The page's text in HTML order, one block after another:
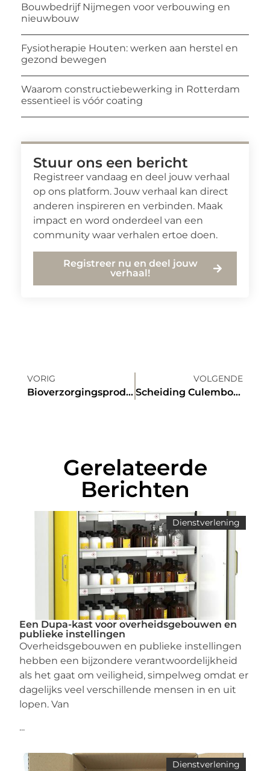
Bouwbedrijf Nijmegen voor verbouwing en
nieuwbouw
Fysiotherapie Houten: werken aan herstel en
gezond bewegen
Waarom constructiebewerking in Rotterdam
essentieel is vóór coating
Stuur ons een bericht
Registreer vandaag en deel jouw verhaal
op ons platform. Jouw verhaal kan direct
anderen inspireren en verbinden. Maak
impact en word onderdeel van een
community waar verhalen ertoe doen.
Registreer nu en deel jouw
verhaal!
VORIG
Bioverzorgingsproducten.nl
VOLGENDE
Scheiding Culemborg
Gerelateerde
Berichten
Dienstverlening
Een Dupa-kast voor overheidsgebouwen en
publieke instellingen
Overheidsgebouwen en publieke instellingen
hebben een bijzondere verantwoordelijkheid
als het gaat om veiligheid, simpelweg omdat er
dagelijks veel verschillende mensen in en uit
lopen. Van
...
Dienstverlening